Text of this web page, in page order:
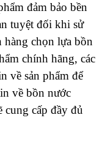
đảm bảo bền
tuyệt đối khi sử
chọn lựa bồn
chính hãng, các
về sản phẩm để
về bồn nước
cung cấp đầy đủ